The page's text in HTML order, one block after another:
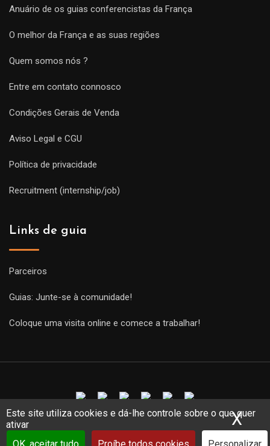
Este site utiliza cookies e dá-lhe controle sobre o que quer
ativar
X
Anuário de os guias conferencistas da França
O melhor da França e as suas regiões
Quem somos nós ?
Entre em contato connosco
Condições Gerais de Venda
Aviso Legal e CGU
Política de privacidade
Recruitment (internship/job)
Links de guia
Parceiros
Guias: Junte-se à comunidade!
Coloque uma visita online e comece a trabalhar!
Copyright Guides 2021. Tous droits réservés.
Développement
web sur mesure